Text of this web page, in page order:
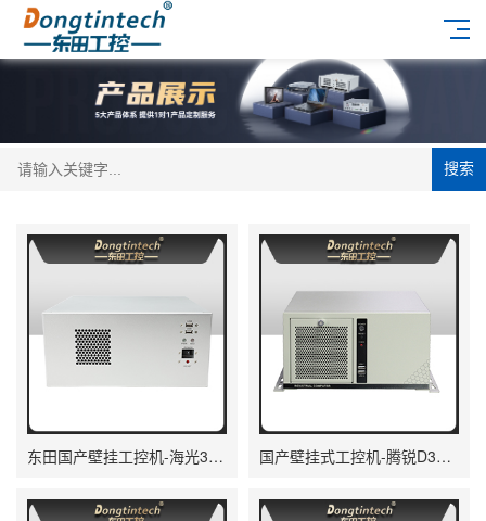
搜索
东田国产壁挂工控机-海光3490主机电脑|DT-5206-M3490MB 国产壁挂式工控机-腾锐D3000工控电脑|DT-5202-BD3KMC